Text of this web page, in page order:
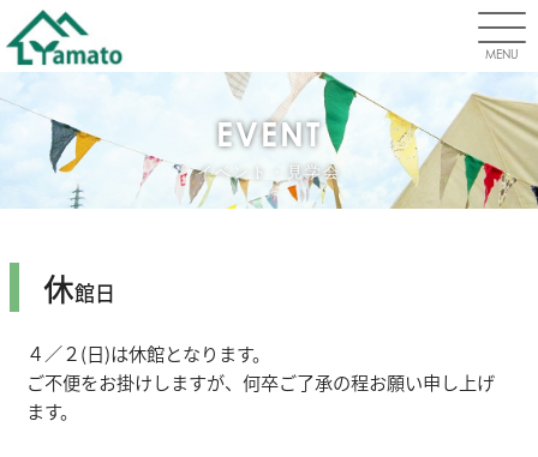
MENU
EVENT
イベント・見学会
休館日
４／２(日)は休館となります。
ご不便をお掛けしますが、何卒ご了承の程お願い申し上げ
ます。